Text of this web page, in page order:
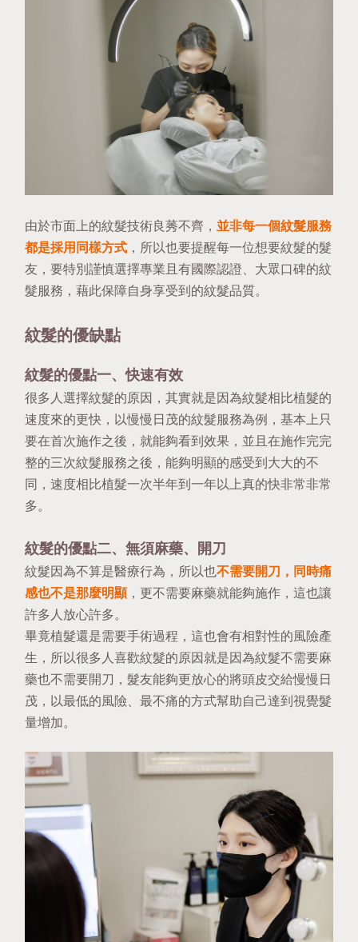
由於市面上的紋髮技術良莠不齊， 並非每一個紋髮服務
都是採用同樣方式 ，所以也要提醒每一位想要紋髮的髮
友，要特別謹慎選擇專業且有國際認證、大眾口碑的紋
髮服務，藉此保障自身享受到的紋髮品質。
紋髮的優缺點
紋髮的優點一、快速有效
很多人選擇紋髮的原因，其實就是因為紋髮相比植髮的
速度來的更快，以慢慢日茂的紋髮服務為例，基本上只
要在首次施作之後，就能夠看到效果，並且在施作完完
整的三次紋髮服務之後，能夠明顯的感受到大大的不
同，速度相比植髮一次半年到一年以上真的快非常非常
多。
紋髮的優點二、無須麻藥、開刀
紋髮因為不算是醫療行為，所以也不需要開刀，同時痛
感也不是那麼明顯，更不需要麻藥就能夠施作，這也讓
許多人放心許多。
畢竟植髮還是需要手術過程，這也會有相對性的風險產
生，所以很多人喜歡紋髮的原因就是因為紋髮不需要麻
藥也不需要開刀，髮友能夠更放心的將頭皮交給慢慢日
茂，以最低的風險、最不痛的方式幫助自己達到視覺髮
量增加。